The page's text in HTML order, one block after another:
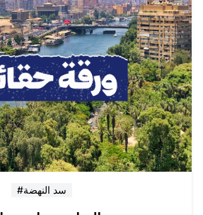
#سد النهضة